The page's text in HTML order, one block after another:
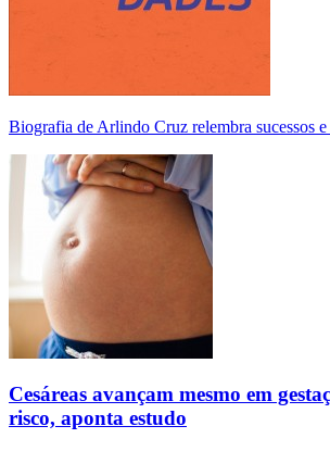
Biografia de Arlindo Cruz relembra sucessos e
Cesáreas avançam mesmo em
risco, aponta estudo